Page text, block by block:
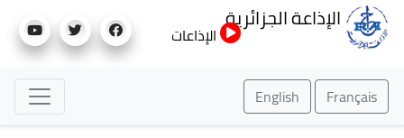
إلى
الإذاعة الجزائرية
الإذاعات
Français
English